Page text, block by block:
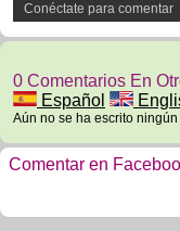
Conéctate para comentar
0 Comentarios En
Español
Aún no se ha escrito
Comentar en